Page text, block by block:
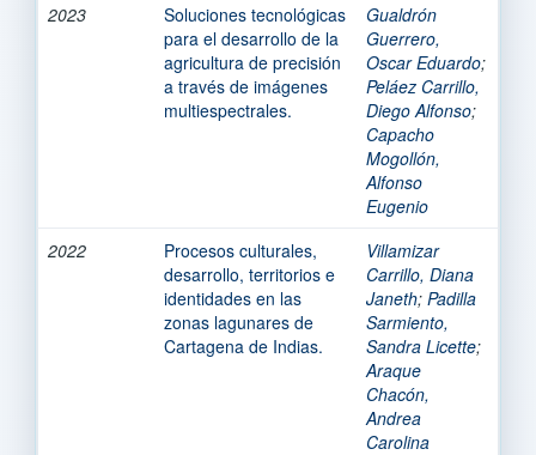
2023
Soluciones tecnológicas
para el desarrollo de la
agricultura de precisión
a través de imágenes
multiespectrales.
Gualdrón
Guerrero,
Oscar Eduardo;
Peláez Carrillo,
Diego Alfonso;
Capacho
Mogollón,
Alfonso
Eugenio
2022
Procesos culturales,
desarrollo, territorios e
identidades en las
zonas lagunares de
Cartagena de Indias.
Villamizar
Carrillo, Diana
Janeth; Padilla
Sarmiento,
Sandra Licette;
Araque
Chacón,
Andrea
Carolina